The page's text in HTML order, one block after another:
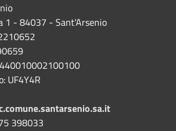
1 - 84037 - Sant'Arsenio
UF4Y4R
398033